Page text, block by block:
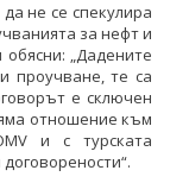
не се спекулира
за нефт и
„Дадените
проучване, те са
е сключен
отношение към
и с турската